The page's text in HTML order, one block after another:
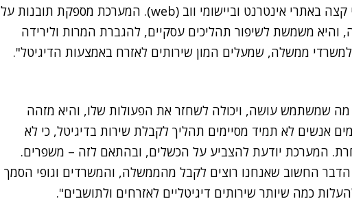
ניתוח וצפייה של פעילות משתמשי קצה באתרי אינטרנט וביישומי ווב (web). המערכת מספקת תובנות על
והיא משמשת לשיפור תהליכים עסקיים, להגברת המרות ולירידה
ממשלה, שמעלים המון שירותים לאזרח באמצעות הדיגיטל".
שמשתמש עושה, ויכולה לשחזר את הפעולות שלו, והיא מזהה
אנשים לא תמיד מסיימים תהליך לקבלת שירות בדיגיטל, כי לא
המערכת יודעת להצביע על הכשלים, ובהתאם לזה – משפרים.
הדבר החשוב שאנחנו רוצים לקבל מהממשלה, והמשרדים וגופי הסמך
כמה שיותר שירותים דיגיטליים לאזרחים ולתושבים".